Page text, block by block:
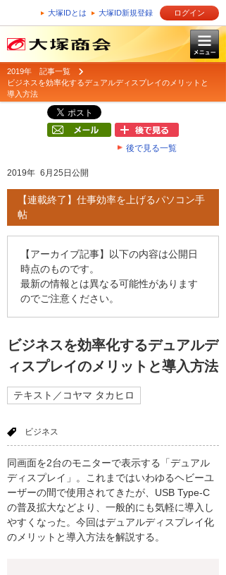
大塚IDとは 大塚ID新規登録 ログイン
2019年 記事一覧
ビジネスを効率化するデュアルディスプレイのメリットと
導入方法
後で見る一覧
2019年 6月25日公開
【連載終了】仕事効率を上げるパソコン手
帖
【アーカイブ記事】以下の内容は公開日
時点のものです。
最新の情報とは異なる可能性があります
のでご注意ください。
ビジネスを効率化するデュアルデ
ィスプレイのメリットと導入方法
テキスト／コヤマ タカヒロ
ビジネス
同画面を2台のモニターで表示する「デュアル
ディスプレイ」。これまではいわゆるヘビーユ
ーザーの間で使用されてきたが、USB Type-C
の普及拡大などより、一般的にも気軽に導入し
やすくなった。今回はデュアルディスプレイ化
のメリットと導入方法を解説する。